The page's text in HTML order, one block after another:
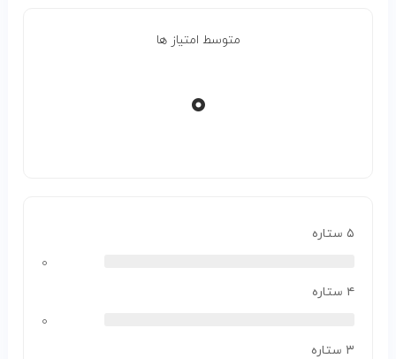
متوسط امتیاز ها
۰
۵ ستاره
۰
۴ ستاره
۰
۳ ستاره